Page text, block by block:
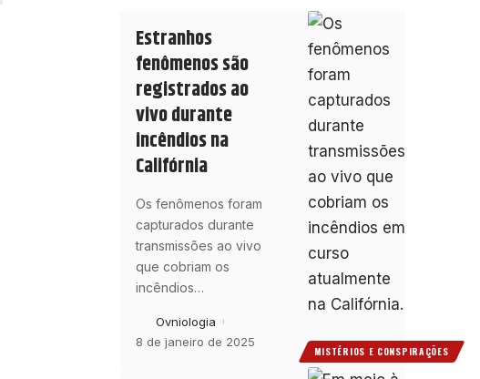
MISTÉRIOS E CONSPIRAÇÕES
Estranhos
fenômenos são
registrados ao
vivo durante
incêndios na
Califórnia
Os fenômenos foram
capturados durante
transmissões ao vivo
que cobriam os
incêndios…
Ovniologia
8 de janeiro de 2025